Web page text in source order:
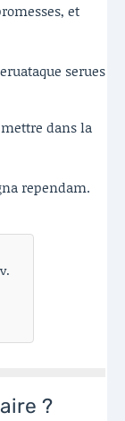
et
serues
dans la
rependam.
?